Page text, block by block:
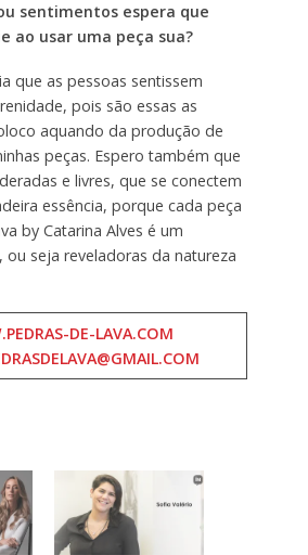
sentimentos espera que
ao usar uma peça sua?
que as pessoas sentissem
pois são essas as
aquando da produção de
peças. Espero também que
e livres, que se conectem
essência, porque cada peça
by Catarina Alves é um
ou seja reveladoras da natureza
DE-LAVA.COM